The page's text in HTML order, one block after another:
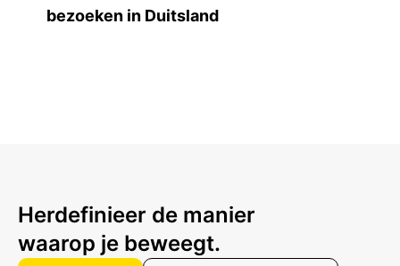
bezoeken in Duitsland
Herdefinieer de manier
waarop je beweegt.